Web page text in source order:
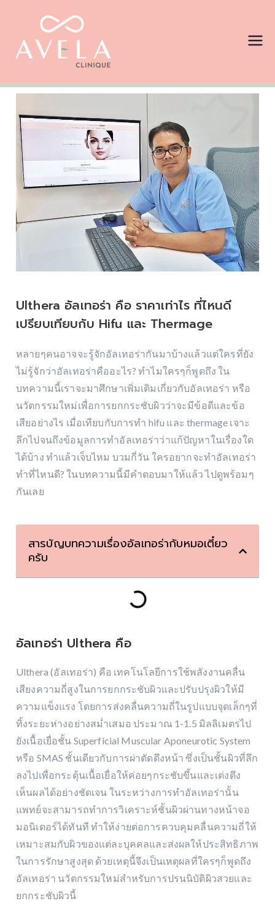
Clinique
คลินิกเสริม
ความงามที่ได้
รับความไว้
วางใจจาก
ดาราและ
บุคคลช้ันนํา
ให้บริการเสริมความงามครบทุก
เป็นที่ยอมรับในระดับสากล ผ่าน
อเมริกา และ ยุโรป อาทิ ULTHERA
, Botox , TESLA Former
Ulthera อัลเทอร่า คือ ราคาเท่าไร ที่ไหนดี
เปรียบเทียบกับ Hifu และ Thermage
หลายๆคนอาจจะรู้จักอัลเทอร่ากันมาบ้างแล้วแต่ใครที่ยัง
ไม่รู้จักว่าอัลเทอร่าคืออะไร? ทำไมใครๆก็พูดถึง ใน
บทความนี้เราจะมาศึกษาเพิ่มเติมเกี่ยวกับอัลเทอร่า หรือ
นวัตกรรมใหม่เพื่อการยกกระชับผิวว่าจะมีข้อดีและข้อ
เสียอย่างไร เมื่อเทียบกับการทํา hifu และ thermage เจาะ
ลึกไปจนถึงข้อมูลการทำอัลเทอร่าว่าแก้ปัญหาในเรื่องใด
ได้บ้าง ทำแล้วเจ็บไหม บวมกี่วัน ใครอยากจะทำอัลเทอร่า
ทำที่ไหนดี? ในบทความนี้มีคำตอบมาให้แล้ว ไปดูพร้อมๆ
กันเลย
สารบัญบทความเรื่องอัลเทอร่ากับหมอเตี๋ยว
ครับ
อัลเทอร่า Ulthera คือ
Ulthera (อัลเทอร่า) คือ เทคโนโลยีการใช้พลังงานคลื่น
เสียงความถี่สูงในการยกกระชับผิวและปรับปรุงผิวให้มี
ความแข็งแรง โดยการส่งคลื่นความถี่ในรูปแบบจุดเล็กๆที่
ทิ้งระยะห่างอย่างสม่ำเสมอ ประมาณ 1-1.5 มิลลิเมตรไป
ยังเนื้อเยื่อชั้น Superficial Muscular Aponeurotic System
หรือ SMAS ชั้นเดียวกับการผ่าตัดดึงหน้า ซึ่งเป็นชั้นผิวที่ลึก
ลงไปเพื่อกระตุ้นเนื้อเยื่อให้ค่อยๆกระชับขึ้นและเต่งตึง
เห็นผลได้อย่างชัดเจน ในระหว่างการทำอัลเทอร่านั้น
แพทย์จะสามารถทำการวิเคราะห์ชั้นผิวผ่านทางหน้าจอ
มอนิเตอร์ได้ทันที ทำให้ง่ายต่อการควบคุมคลื่นความถี่ให้
เหมาะสมกับผิวของแต่ละบุคคลและส่งผลให้ประสิทธิภาพ
ในการรักษาสูงสุด ด้วยเหตุนี้จึงเป็นเหตุผลที่ใครๆก็พูดถึง
อัลเทอร่า นวัตกรรมใหม่สำหรับการปรนนิบัติผิวสวยและ
ยกกระชับผิวนี้